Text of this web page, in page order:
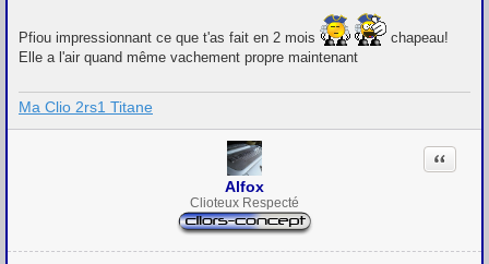
s
s
a
e
Pfiou impressionnant ce que t'as fait en 2 mois
chapeau!
Elle a l'air quand même vachement propre maintenant
Ma Clio 2rs1 Titane
Alfox
Clioteux Respecté
Citation